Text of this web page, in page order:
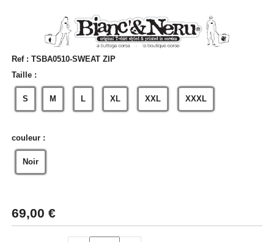
Ref : TSBA0510-SWEAT ZIP
Taille :
S M L XL XXL XXXL
couleur :
Noir
69,00 €